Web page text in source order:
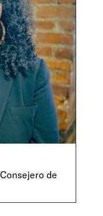
de